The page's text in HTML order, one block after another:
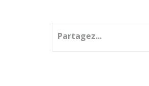
Partagez...